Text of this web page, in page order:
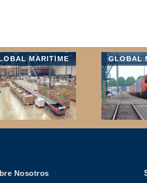
MARITIME GLOBAL
Nosotros